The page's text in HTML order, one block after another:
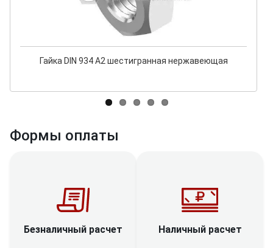
Гайка DIN 934 А2 шестигранная нержавеющая
Формы оплаты
Безналичный расчет Наличный расчет